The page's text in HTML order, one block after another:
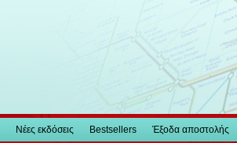
Νέες εκδόσεις Bestsellers Έξοδα αποστολής